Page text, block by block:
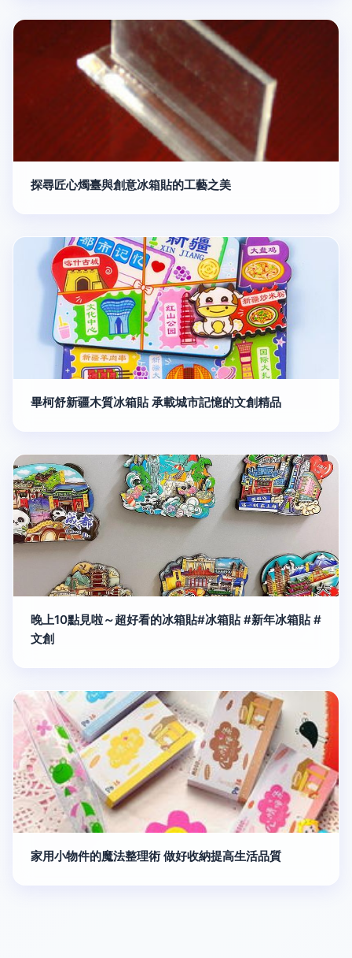
探尋匠心燭臺與創意冰箱貼的工藝之美
畢柯舒新疆木質冰箱貼 承載城市記憶的文創精品
晚上10點見啦～超好看的冰箱貼#冰箱貼 #新年冰箱貼 #
文創
家用小物件的魔法整理術 做好收納提高生活品質